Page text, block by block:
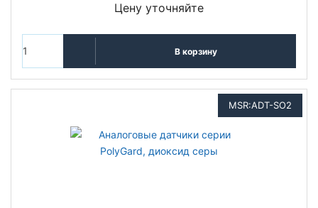
Цену уточняйте
В корзину
MSR:ADT-SO2